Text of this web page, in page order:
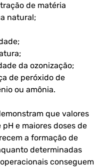
de matéria
natural;
da ozonização;
de peróxido de
ou amônia.
que valores
e maiores doses de
a formação de
determinadas
conseguem